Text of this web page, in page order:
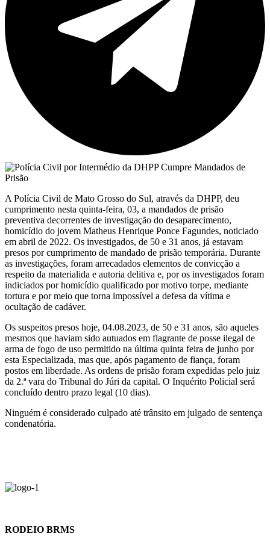
A Polícia Civil de Mato Grosso do Sul, através da DHPP, deu
cumprimento nesta quinta-feira, 03, a mandados de prisão
preventiva decorrentes de investigação do desaparecimento,
homicídio do jovem Matheus Henrique Ponce Fagundes, noticiado
em abril de 2022. Os investigados, de 50 e 31 anos, já estavam
presos por cumprimento de mandado de prisão temporária. Durante
as investigações, foram arrecadados elementos de convicção a
respeito da materialida e autoria delitiva e, por os investigados foram
indiciados por homicídio qualificado por motivo torpe, mediante
tortura e por meio que torna impossível a defesa da vítima e
ocultação de cadáver.
Os suspeitos presos hoje, 04.08.2023, de 50 e 31 anos, são aqueles
mesmos que haviam sido autuados em flagrante de posse ilegal de
arma de fogo de uso permitido na última quinta feira de junho por
esta Especializada, mas que, após pagamento de fiança, foram
postos em liberdade. As ordens de prisão foram expedidas pelo juiz
da 2.ª vara do Tribunal do Júri da capital. O Inquérito Policial será
concluído dentro prazo legal (10 dias).
Ninguém é considerado culpado até trânsito em julgado de sentença
condenatória.
RODEIO BRMS